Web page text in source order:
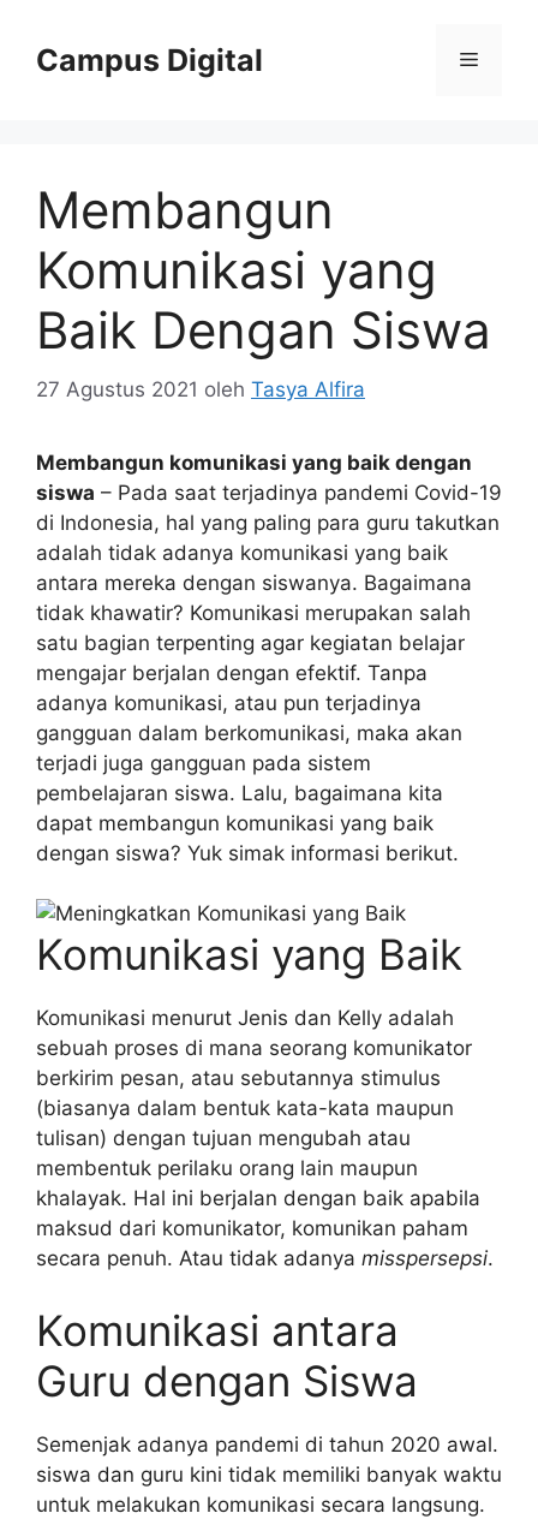
Campus Digital Menu
Membangun
Komunikasi yang
Baik Dengan Siswa
27 Agustus 2021 oleh Tasya Alfira
Membangun komunikasi yang baik dengan
siswa – Pada saat terjadinya pandemi Covid-19
di Indonesia, hal yang paling para guru takutkan
adalah tidak adanya komunikasi yang baik
antara mereka dengan siswanya. Bagaimana
tidak khawatir? Komunikasi merupakan salah
satu bagian terpenting agar kegiatan belajar
mengajar berjalan dengan efektif. Tanpa
adanya komunikasi, atau pun terjadinya
gangguan dalam berkomunikasi, maka akan
terjadi juga gangguan pada sistem
pembelajaran siswa. Lalu, bagaimana kita
dapat membangun komunikasi yang baik
dengan siswa? Yuk simak informasi berikut.
Komunikasi yang Baik
Komunikasi menurut Jenis dan Kelly adalah
sebuah proses di mana seorang komunikator
berkirim pesan, atau sebutannya stimulus
(biasanya dalam bentuk kata-kata maupun
tulisan) dengan tujuan mengubah atau
membentuk perilaku orang lain maupun
khalayak. Hal ini berjalan dengan baik apabila
maksud dari komunikator, komunikan paham
secara penuh. Atau tidak adanya misspersepsi.
Komunikasi antara
Guru dengan Siswa
Semenjak adanya pandemi di tahun 2020 awal.
siswa dan guru kini tidak memiliki banyak waktu
untuk melakukan komunikasi secara langsung.